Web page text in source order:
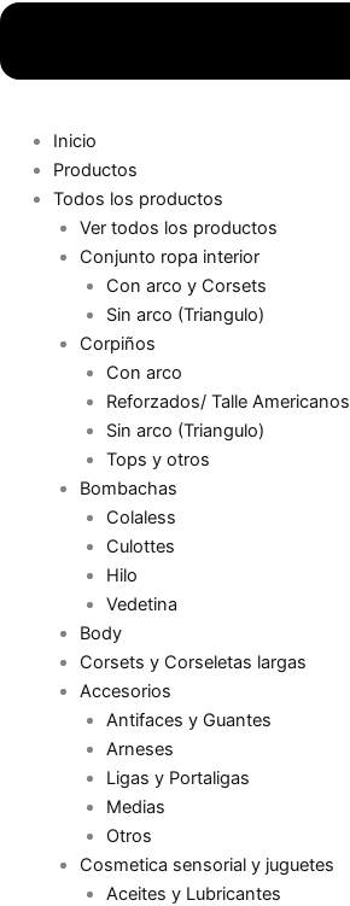
Inicio
Productos
Todos los productos
Ver todos los productos
Conjunto ropa interior
Con arco y Corsets
Sin arco (Triangulo)
Corpiños
Con arco
Reforzados/ Talle Americanos
Sin arco (Triangulo)
Tops y otros
Bombachas
Colaless
Culottes
Hilo
Vedetina
Body
Corsets y Corseletas largas
Accesorios
Antifaces y Guantes
Arneses
Ligas y Portaligas
Medias
Otros
Cosmetica sensorial y juguetes
Aceites y Lubricantes